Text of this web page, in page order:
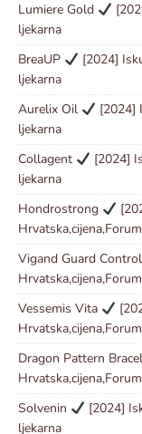
Lumiere Gold
ljekarna
BreaUP
[2024]
ljekarna
Aurelix Oil
[2024]
ljekarna
Collagent
[2024]
ljekarna
Hondrostrong
Vigand Guard Control
Vessemis Vita
Dragon Pattern
Solvenin
[2024]
ljekarna